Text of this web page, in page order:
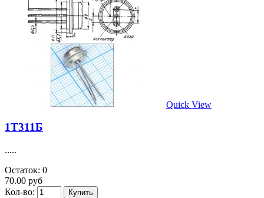
Quick View
1Т311Б
.....
Остаток: 0
70.00 руб
Кол-во: